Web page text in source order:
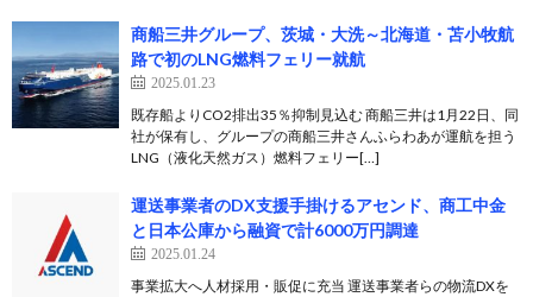
商船三井グループ、茨城・大洗～北海道・苫小牧航
路で初のLNG燃料フェリー就航
2025.01.23
既存船よりCO2排出35％抑制見込む 商船三井は1月22日、同
社が保有し、グループの商船三井さんふらわあが運航を担う
LNG（液化天然ガス）燃料フェリー[…]
運送事業者のDX支援手掛けるアセンド、商工中金
と日本公庫から融資で計6000万円調達
2025.01.24
事業拡大へ人材採用・販促に充当 運送事業者らの物流DXを